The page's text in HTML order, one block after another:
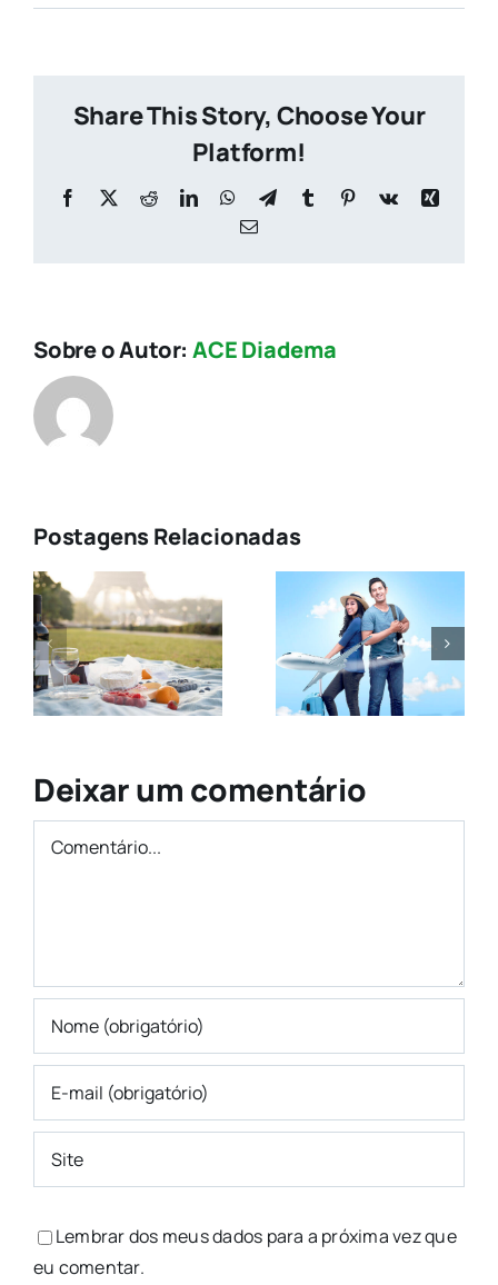
Share This Story, Choose Your
Platform!
Facebook
X RedditLinkedInWhatsApp
TelegramTumblr Pinterest
Vk
Xing
E-
Sobre o Autor:ACE Diadema
Postagens Relacionadas
Setor de
turismo
está pronto
para a
Bento
Gonçalves:
o Vale dos
Vinhedos
Deixar um comentário
Comentário
Lembrar dos meus dados para a próxima vez que
eu comentar.